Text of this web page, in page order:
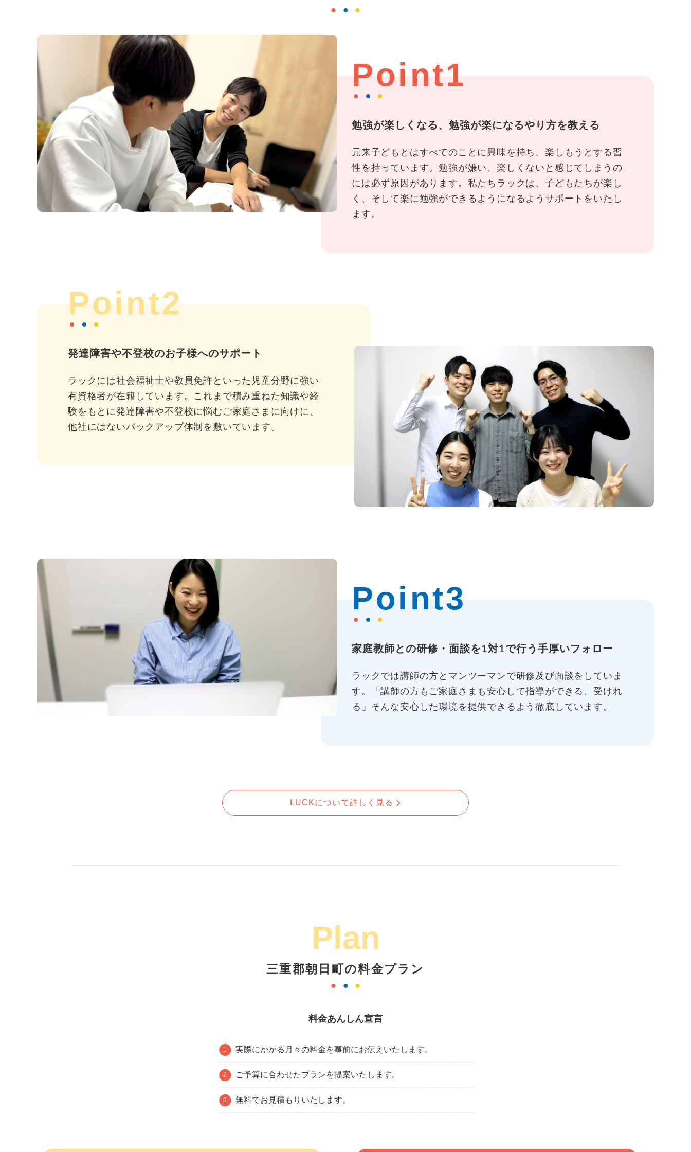
Point1
勉強が楽しくなる、勉強が楽になるやり方を教える
元来子どもとはすべてのことに興味を持ち、楽しもうとする習
性を持っています。勉強が嫌い、楽しくないと感じてしまうの
には必ず原因があります。私たちラックは、子どもたちが楽し
く、そして楽に勉強ができるようになるようサポートをいたし
ます。
Point2
発達障害や不登校のお子様へのサポート
ラックには社会福祉士や教員免許といった児童分野に強い
有資格者が在籍しています。これまで積み重ねた知識や経
験をもとに発達障害や不登校に悩むご家庭さまに向けに、
他社にはないバックアップ体制を敷いています。
Point3
家庭教師との研修・面談を1対1で行う手厚いフォロー
ラックでは講師の方とマンツーマンで研修及び面談をしていま
す。「講師の方もご家庭さまも安心して指導ができる、受けれ
る」そんな安心した環境を提供できるよう徹底しています。
LUCKについて詳しく見る
Plan
三重郡朝日町の料金プラン
料金あんしん宣言
実際にかかる月々の料金を事前にお伝えいたします。
ご予算に合わせたプランを提案いたします。
無料でお見積もりいたします。